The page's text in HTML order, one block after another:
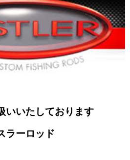
いいたしております
ラーロッド